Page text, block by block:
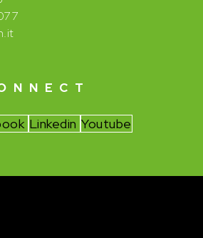
Linkedin Youtube